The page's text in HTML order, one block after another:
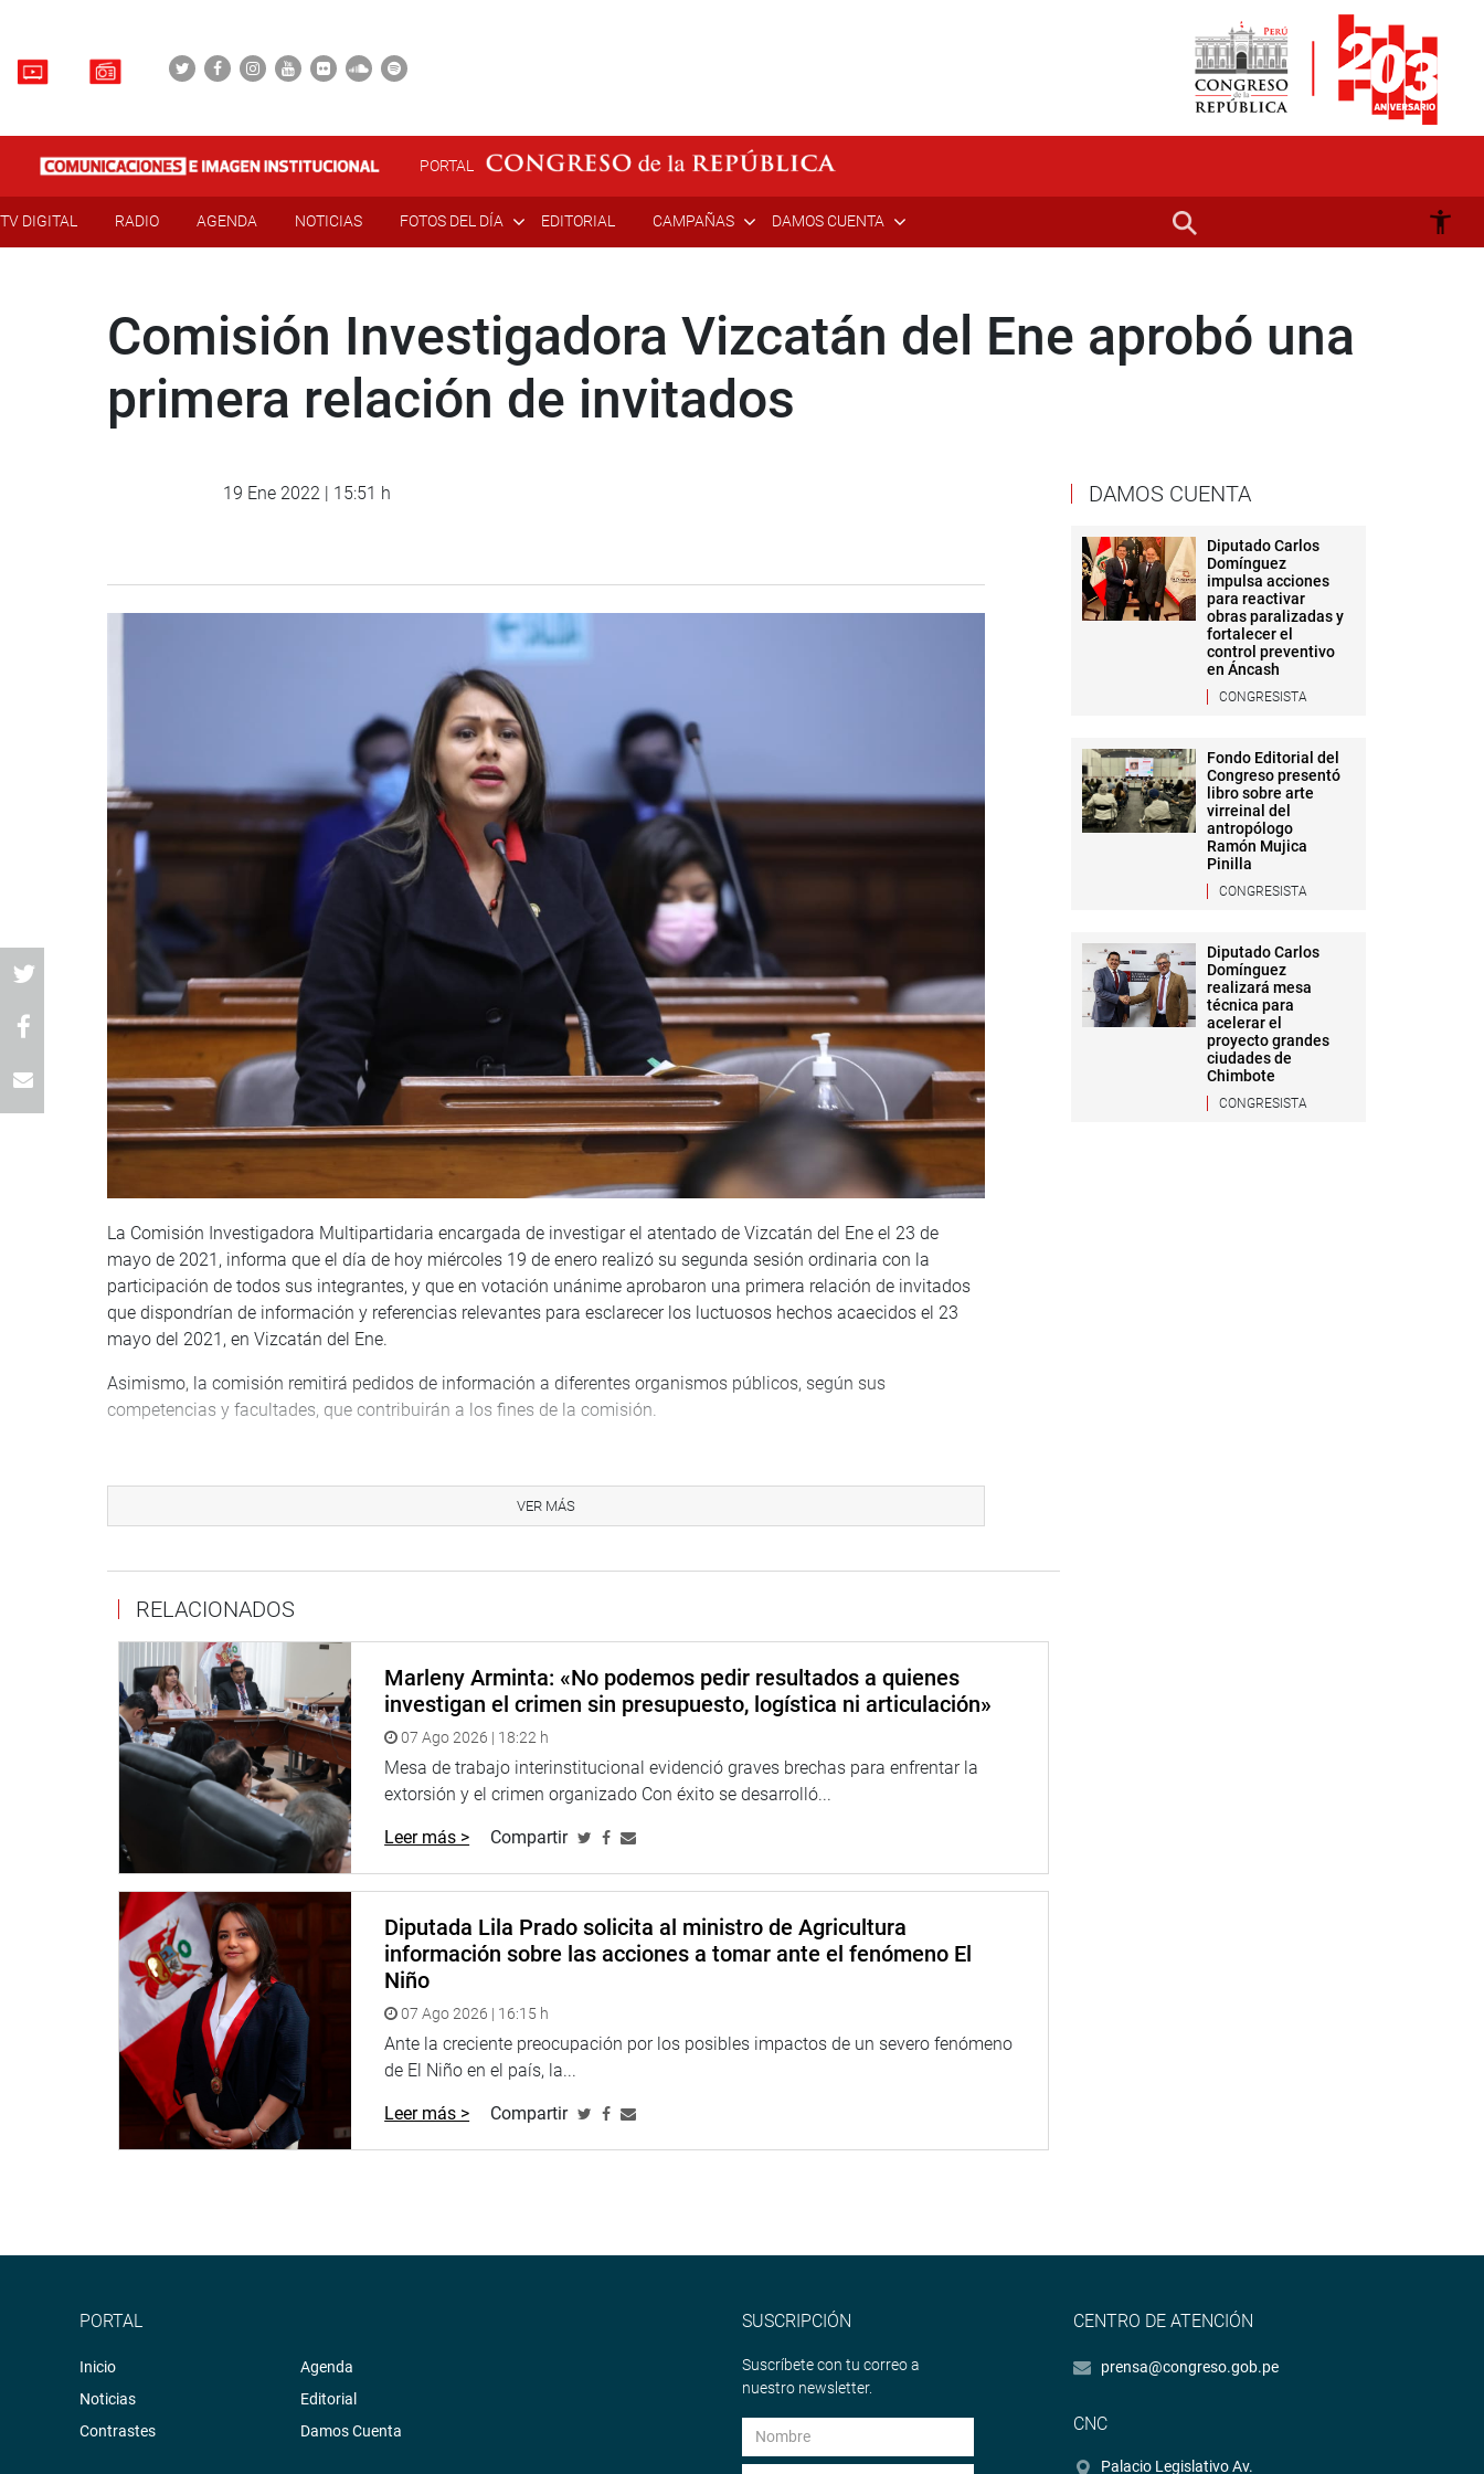
PORTAL
TV DIGITAL RADIO AGENDA NOTICIAS FOTOS DEL DÍA EDITORIAL CAMPAÑAS DAMOS CUENTA
Comisión Investigadora Vizcatán del Ene aprobó una
primera relación de invitados
19 Ene 2022 | 15:51 h
La Comisión Investigadora Multipartidaria encargada de investigar el atentado de Vizcatán del Ene el 23 de
mayo de 2021, informa que el día de hoy miércoles 19 de enero realizó su segunda sesión ordinaria con la
participación de todos sus integrantes, y que en votación unánime aprobaron una primera relación de invitados
que dispondrían de información y referencias relevantes para esclarecer los luctuosos hechos acaecidos el 23
mayo del 2021, en Vizcatán del Ene.
Asimismo, la comisión remitirá pedidos de información a diferentes organismos públicos, según sus
competencias y facultades, que contribuirán a los fines de la comisión.
VER MÁS
RELACIONADOS
Marleny Arminta: «No podemos pedir resultados a quienes
investigan el crimen sin presupuesto, logística ni articulación»
07 Ago 2026 | 18:22 h
Mesa de trabajo interinstitucional evidenció graves brechas para enfrentar la
extorsión y el crimen organizado Con éxito se desarrolló...
Leer más > Compartir
Diputada Lila Prado solicita al ministro de Agricultura
información sobre las acciones a tomar ante el fenómeno El
Niño
07 Ago 2026 | 16:15 h
Ante la creciente preocupación por los posibles impactos de un severo fenómeno
de El Niño en el país, la...
Leer más > Compartir
DAMOS CUENTA
Diputado Carlos
Domínguez
impulsa acciones
para reactivar
obras paralizadas y
fortalecer el
control preventivo
en Áncash
CONGRESISTA
Fondo Editorial del
Congreso presentó
libro sobre arte
virreinal del
antropólogo
Ramón Mujica
Pinilla
CONGRESISTA
Diputado Carlos
Domínguez
realizará mesa
técnica para
acelerar el
proyecto grandes
ciudades de
Chimbote
CONGRESISTA
PORTAL
Inicio
Noticias
Contrastes
Agenda
Editorial
Damos Cuenta
SUSCRIPCIÓN
Suscríbete con tu correo a
nuestro newsletter.
CENTRO DE ATENCIÓN
prensa@congreso.gob.pe
CNC
Palacio Legislativo Av.